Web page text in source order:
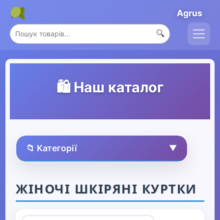
Agrus
🔍
🛍️ Наш каталог
📁 Категорії ▼
▶ Спорт та захоплення
ЖІНОЧІ ШКІРЯНІ КУРТКИ